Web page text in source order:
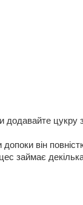
додавайте цукру
він
займає